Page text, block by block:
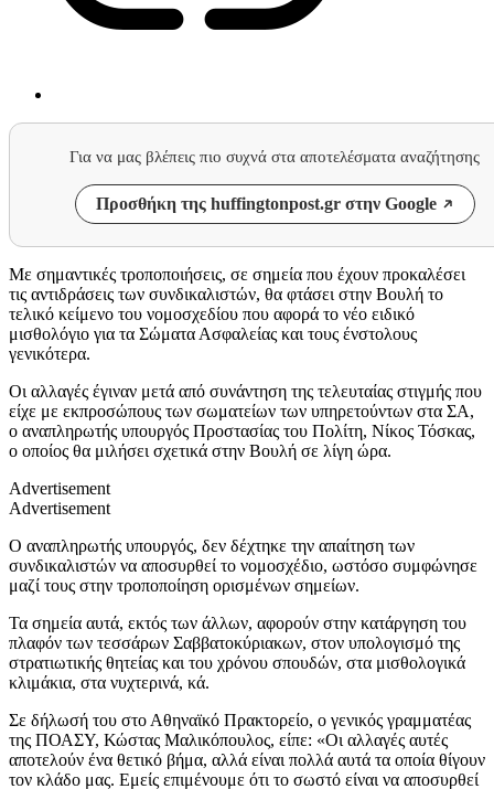
Για να μας βλέπεις πιο συχνά στα αποτελέσματα αναζήτησης
Προσθήκη της huffingtonpost.gr στην Google
Με σημαντικές τροποποιήσεις, σε σημεία που έχουν προκαλέσει
τις αντιδράσεις των συνδικαλιστών, θα φτάσει στην Βουλή το
τελικό κείμενο του νομοσχεδίου που αφορά το νέο ειδικό
μισθολόγιο για τα Σώματα Ασφαλείας και τους ένστολους
γενικότερα.
Οι αλλαγές έγιναν μετά από συνάντηση της τελευταίας στιγμής που
είχε με εκπροσώπους των σωματείων των υπηρετούντων στα ΣΑ,
ο αναπληρωτής υπουργός Προστασίας του Πολίτη, Νίκος Τόσκας,
ο οποίος θα μιλήσει σχετικά στην Βουλή σε λίγη ώρα.
Advertisement
Advertisement
Ο αναπληρωτής υπουργός, δεν δέχτηκε την απαίτηση των
συνδικαλιστών να αποσυρθεί το νομοσχέδιο, ωστόσο συμφώνησε
μαζί τους στην τροποποίηση ορισμένων σημείων.
Τα σημεία αυτά, εκτός των άλλων, αφορούν στην κατάργηση του
πλαφόν των τεσσάρων Σαββατοκύριακων, στον υπολογισμό της
στρατιωτικής θητείας και του χρόνου σπουδών, στα μισθολογικά
κλιμάκια, στα νυχτερινά, κά.
Σε δήλωσή του στο Αθηναϊκό Πρακτορείο, ο γενικός γραμματέας
της ΠΟΑΣΥ, Κώστας Μαλικόπουλος, είπε: «Οι αλλαγές αυτές
αποτελούν ένα θετικό βήμα, αλλά είναι πολλά αυτά τα οποία θίγουν
τον κλάδο μας. Εμείς επιμένουμε ότι το σωστό είναι να αποσυρθεί